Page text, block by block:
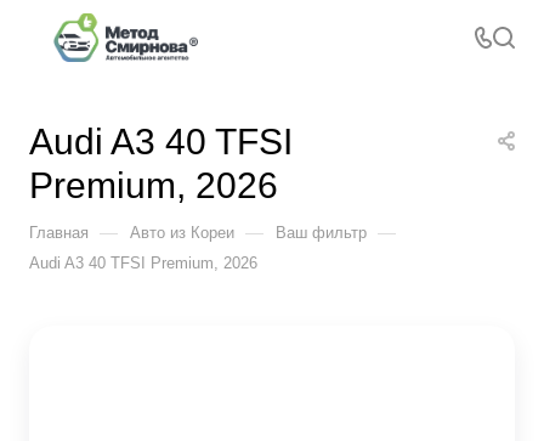
Audi A3 40 TFSI
Premium, 2026
Главная — Авто из Кореи — Ваш фильтр —
Audi A3 40 TFSI Premium, 2026